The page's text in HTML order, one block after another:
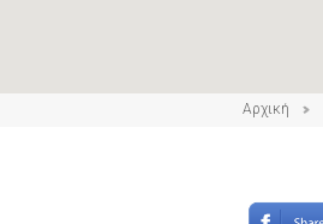
Αρχική